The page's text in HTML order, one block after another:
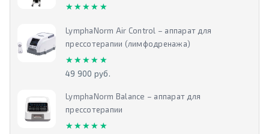
★★★★★
★★★★★
LymphaNorm Air Control – аппарат для
прессотерапии (лимфодренажа)
★★★★★
★★★★★
49 900 руб.
LymphaNorm Balance – аппарат для
прессотерапии
★★★★★
★★★★★